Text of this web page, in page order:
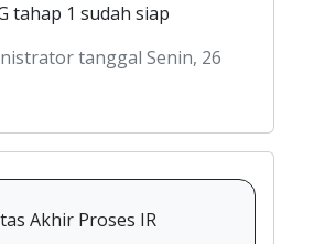
tahap 1 sudah siap
tanggal Senin, 26
Akhir Proses IR